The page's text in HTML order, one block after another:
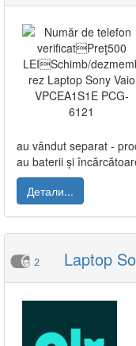
au vândut separat -
au baterii și
Детали...
2 Laptop